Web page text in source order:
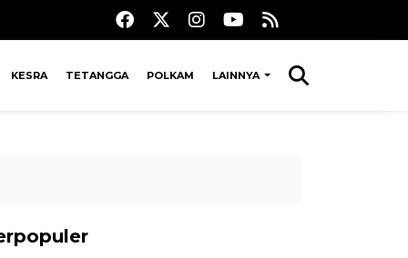
KESRA TETANGGA POLKAM LAINNYA